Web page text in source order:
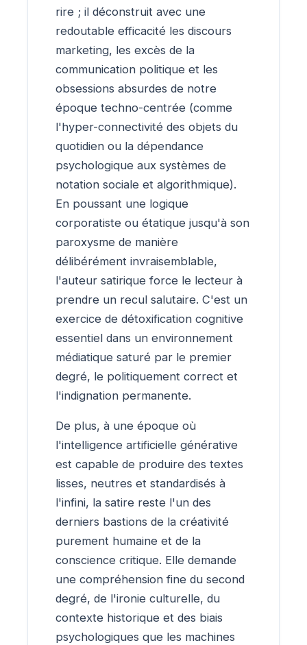
rire ; il déconstruit avec une
redoutable efficacité les discours
marketing, les excès de la
communication politique et les
obsessions absurdes de notre
époque techno-centrée (comme
l'hyper-connectivité des objets du
quotidien ou la dépendance
psychologique aux systèmes de
notation sociale et algorithmique).
En poussant une logique
corporatiste ou étatique jusqu'à son
paroxysme de manière
délibérément invraisemblable,
l'auteur satirique force le lecteur à
prendre un recul salutaire. C'est un
exercice de détoxification cognitive
essentiel dans un environnement
médiatique saturé par le premier
degré, le politiquement correct et
l'indignation permanente.
De plus, à une époque où
l'intelligence artificielle générative
est capable de produire des textes
lisses, neutres et standardisés à
l'infini, la satire reste l'un des
derniers bastions de la créativité
purement humaine et de la
conscience critique. Elle demande
une compréhension fine du second
degré, de l'ironie culturelle, du
contexte historique et des biais
psychologiques que les machines